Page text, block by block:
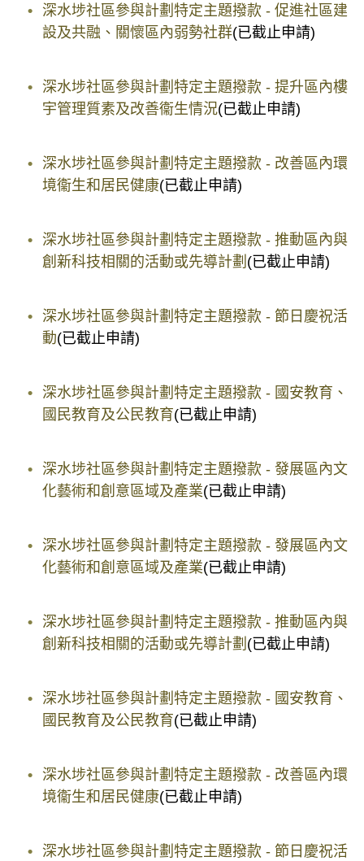
深水埗社區參與計劃特定主題撥款 - 促進社區建
設及共融、關懷區內弱勢社群(已截止申請)
深水埗社區參與計劃特定主題撥款 - 提升區內樓
宇管理質素及改善衞生情況(已截止申請)
深水埗社區參與計劃特定主題撥款 - 改善區內環
境衞生和居民健康(已截止申請)
深水埗社區參與計劃特定主題撥款 - 推動區內與
創新科技相關的活動或先導計劃 (已截止申請)
深水埗社區參與計劃特定主題撥款 - 節日慶祝活
動(已截止申請)
深水埗社區參與計劃特定主題撥款 - 國安教育、
國民教育及公民教育(已截止申請)
深水埗社區參與計劃特定主題撥款 - 發展區內文
化藝術和創意區域及產業(已截止申請)
深水埗社區參與計劃特定主題撥款 - 發展區內文
化藝術和創意區域及產業(已截止申請)
深水埗社區參與計劃特定主題撥款 - 推動區內與
創新科技相關的活動或先導計劃 (已截止申請)
深水埗社區參與計劃特定主題撥款 - 國安教育、
國民教育及公民教育(已截止申請)
深水埗社區參與計劃特定主題撥款 - 改善區內環
境衞生和居民健康(已截止申請)
深水埗社區參與計劃特定主題撥款 - 節日慶祝活